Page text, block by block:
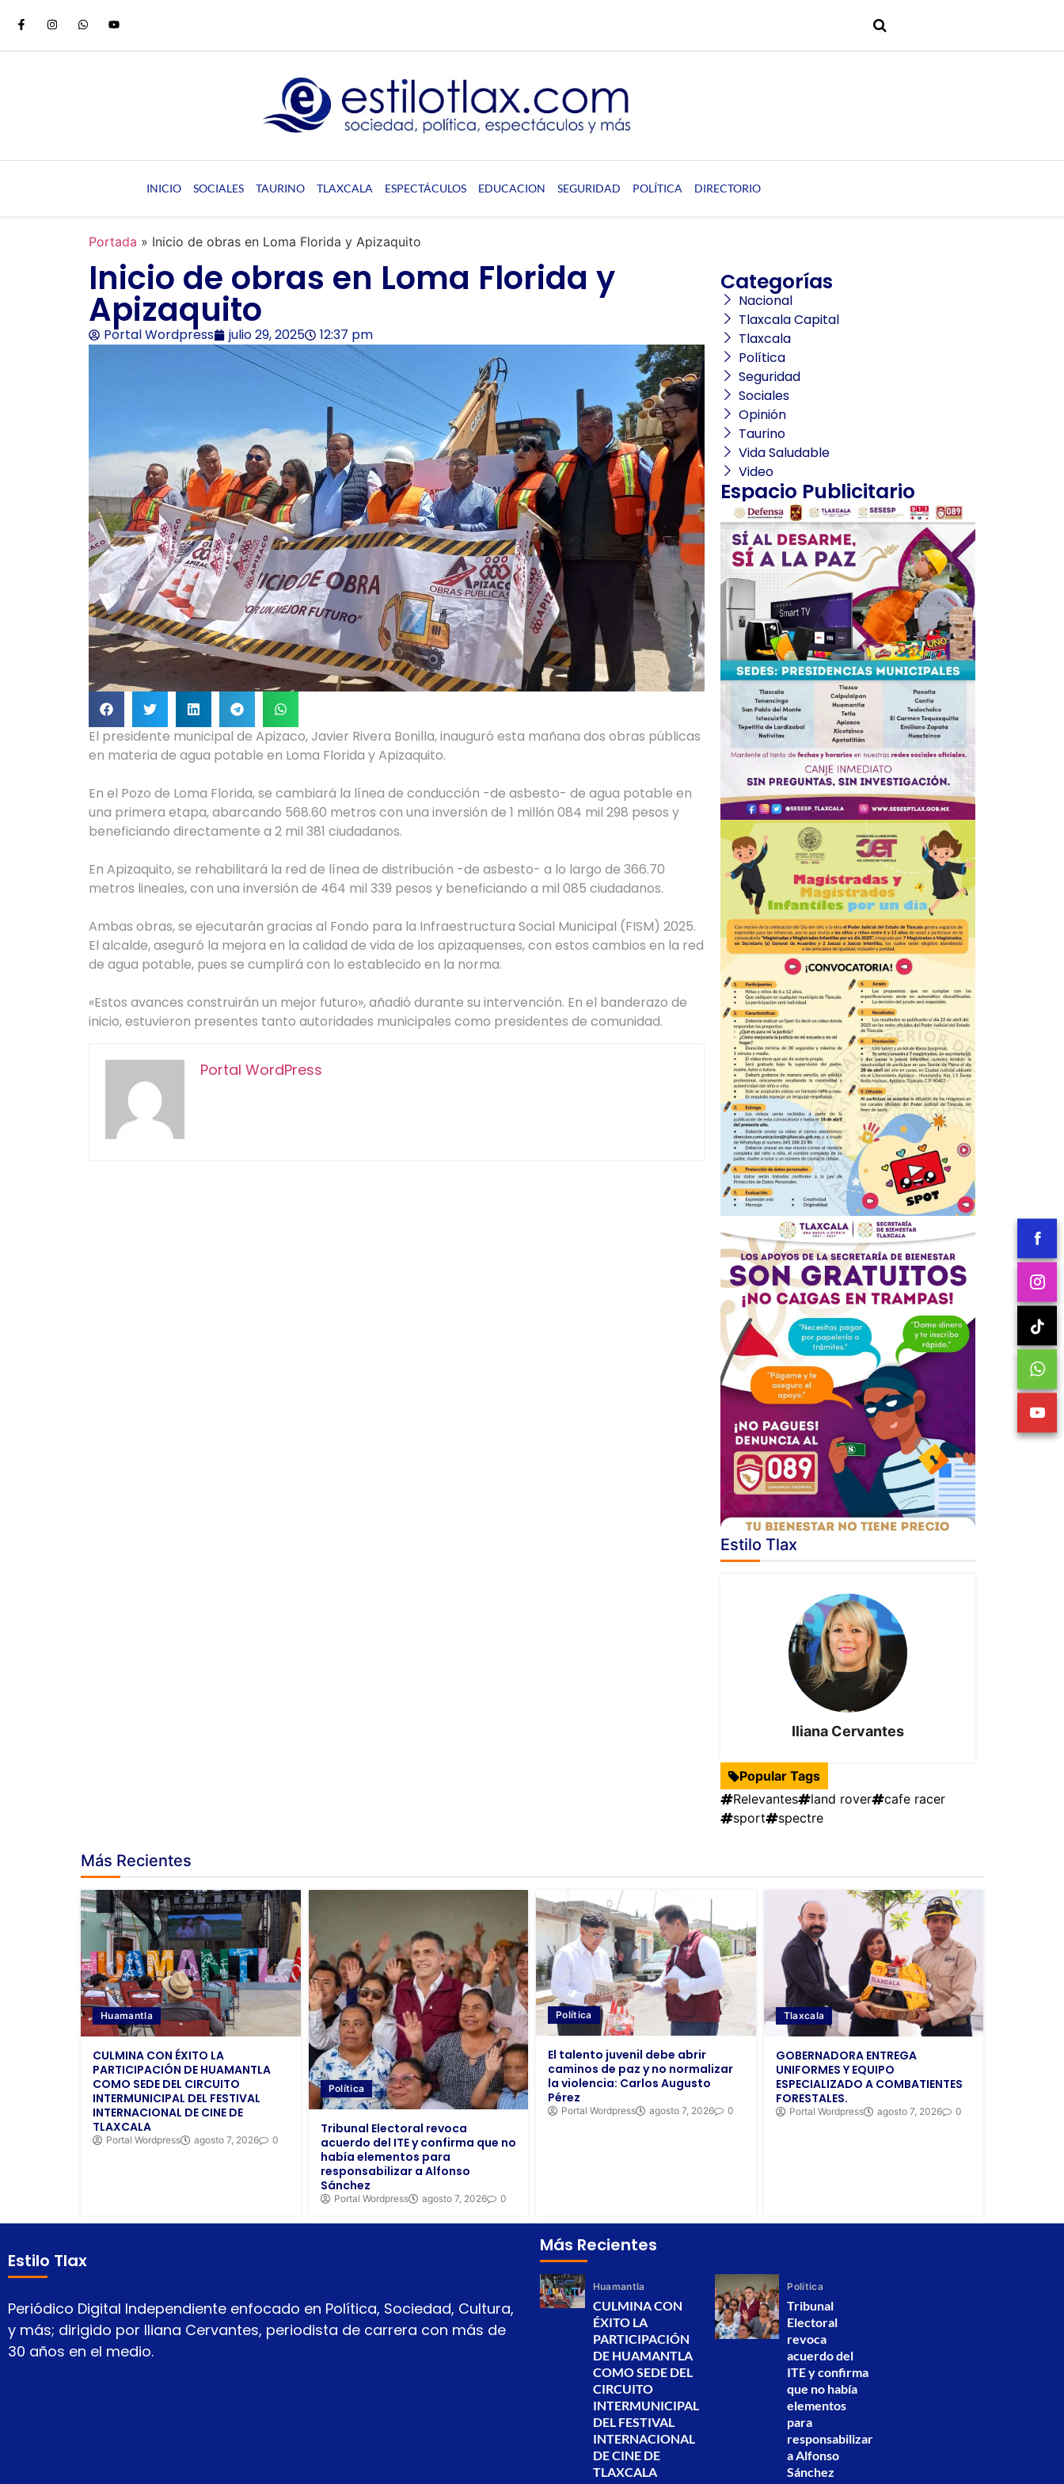
INICIO SOCIALES TAURINO TLAXCALA ESPECTÁCULOS EDUCACION SEGURIDAD POLÍTICA DIRECTORIO
Portada » Inicio de obras en Loma Florida y Apizaquito
Inicio de obras en Loma Florida y
Apizaquito
Portal Wordpress julio 29, 2025 12:37 pm
El presidente municipal de Apizaco, Javier Rivera Bonilla, inauguró esta mañana dos obras públicas
en materia de agua potable en Loma Florida y Apizaquito.
En el Pozo de Loma Florida, se cambiará la línea de conducción -de asbesto- de agua potable en
una primera etapa, abarcando 568.60 metros con una inversión de 1 millón 084 mil 298 pesos y
beneficiando directamente a 2 mil 381 ciudadanos.
En Apizaquito, se rehabilitará la red de línea de distribución -de asbesto- a lo largo de 366.70
metros lineales, con una inversión de 464 mil 339 pesos y beneficiando a mil 085 ciudadanos.
Ambas obras, se ejecutarán gracias al Fondo para la Infraestructura Social Municipal (FISM) 2025.
El alcalde, aseguró la mejora en la calidad de vida de los apizaquenses, con estos cambios en la red
de agua potable, pues se cumplirá con lo establecido en la norma.
«Estos avances construirán un mejor futuro», añadió durante su intervención. En el banderazo de
inicio, estuvieron presentes tanto autoridades municipales como presidentes de comunidad.
Portal WordPress
Categorías
Nacional
Tlaxcala Capital
Tlaxcala
Política
Seguridad
Sociales
Opinión
Taurino
Vida Saludable
Video
Espacio Publicitario
Estilo Tlax
Iliana Cervantes
Popular Tags
Relevantes
land rover
cafe racer
sport
spectre
Más Recientes
Huamantla
CULMINA CON ÉXITO LA
PARTICIPACIÓN DE HUAMANTLA
COMO SEDE DEL CIRCUITO
INTERMUNICIPAL DEL FESTIVAL
INTERNACIONAL DE CINE DE
TLAXCALA
Portal Wordpress agosto 7, 2026 0
Política
Tribunal Electoral revoca
acuerdo del ITE y confirma que no
había elementos para
responsabilizar a Alfonso
Sánchez
Portal Wordpress agosto 7, 2026 0
Política
El talento juvenil debe abrir
caminos de paz y no normalizar
la violencia: Carlos Augusto
Pérez
Portal Wordpress agosto 7, 2026 0
Tlaxcala
GOBERNADORA ENTREGA
UNIFORMES Y EQUIPO
ESPECIALIZADO A COMBATIENTES
FORESTALES.
Portal Wordpress agosto 7, 2026 0
Estilo Tlax
Periódico Digital Independiente enfocado en Política, Sociedad, Cultura,
y más; dirigido por Iliana Cervantes, periodista de carrera con más de
30 años en el medio.
Más Recientes
Huamantla
CULMINA CON
ÉXITO LA
PARTICIPACIÓN
DE HUAMANTLA
COMO SEDE DEL
CIRCUITO
INTERMUNICIPAL
DEL FESTIVAL
INTERNACIONAL
DE CINE DE
TLAXCALA
Política
Tribunal
Electoral
revoca
acuerdo del
ITE y confirma
que no había
elementos
para
responsabilizar
a Alfonso
Sánchez